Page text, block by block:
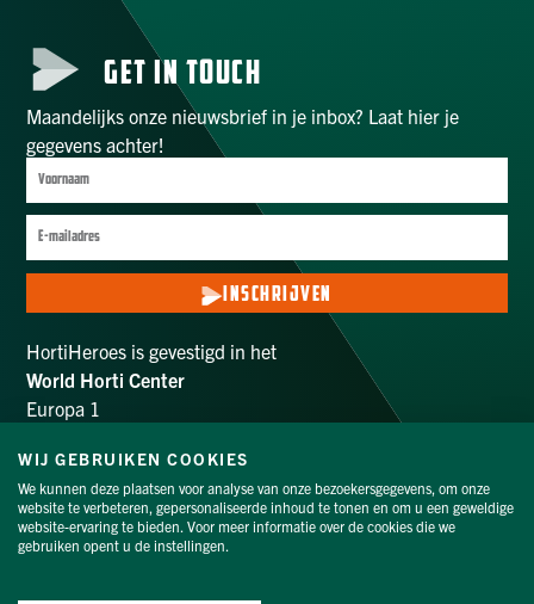
GET IN TOUCH
Maandelijks onze nieuwsbrief in je inbox? Laat hier je
gegevens achter!
INSCHRIJVEN
HortiHeroes is gevestigd in het
World Horti Center
Europa 1
info@hortiheroes.com
VOLG ONS
WIJ GEBRUIKEN COOKIES
We kunnen deze plaatsen voor analyse van onze bezoekersgegevens, om onze
website te verbeteren, gepersonaliseerde inhoud te tonen en om u een geweldige
website-ervaring te bieden. Voor meer informatie over de cookies die we
gebruiken opent u de instellingen.